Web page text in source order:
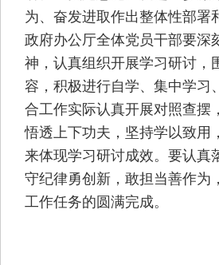
为、奋发进取作出整体性部署
政府办公厅全体党员干部要深
神，认真组织开展学习研讨，
容，积极进行自学、集中学习
合工作实际认真开展对照查摆
悟透上下功夫，坚持学以致用
来体现学习研讨成效。要认真
守纪律勇创新，敢担当善作为
工作任务的圆满完成。